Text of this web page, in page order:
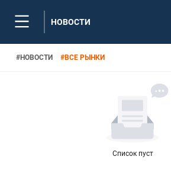
НОВОСТИ
#НОВОСТИ #ВСЕ РЫНКИ
Список пуст